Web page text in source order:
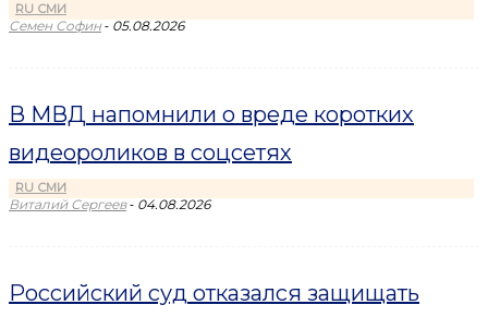
RU СМИ
Семен Софин - 05.08.2026
В МВД напомнили о вреде коротких
видеороликов в соцсетях
RU СМИ
Виталий Сергеев - 04.08.2026
Российский суд отказался защищать